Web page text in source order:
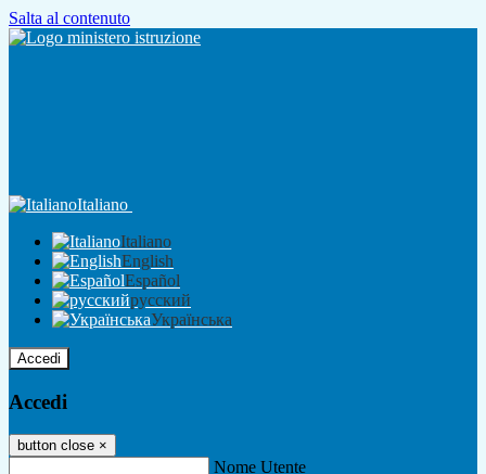
Salta al contenuto
Italiano
Italiano
English
Español
русский
Українська
Accedi
Accedi
button close ×
Nome Utente